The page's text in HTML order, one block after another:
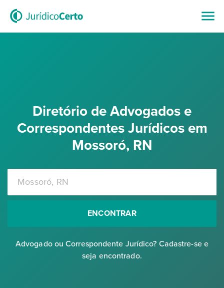
Diretório de Advogados e
Correspondentes Jurídicos em
Mossoró, RN
ENCONTRAR
Advogado ou Correspondente Jurídico? Cadastre-se e
seja encontrado.